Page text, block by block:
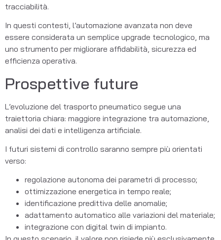
tracciabilità.
In questi contesti, l’automazione avanzata non deve
essere considerata un semplice upgrade tecnologico, ma
uno strumento per migliorare affidabilità, sicurezza ed
efficienza operativa.
Prospettive future
L’evoluzione del trasporto pneumatico segue una
traiettoria chiara: maggiore integrazione tra automazione,
analisi dei dati e intelligenza artificiale.
I futuri sistemi di controllo saranno sempre più orientati
verso:
regolazione autonoma dei parametri di processo;
ottimizzazione energetica in tempo reale;
identificazione predittiva delle anomalie;
adattamento automatico alle variazioni del materiale;
integrazione con digital twin di impianto.